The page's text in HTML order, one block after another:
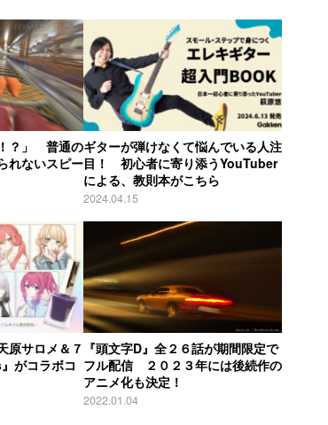
？」 普通の
れないスピー
ギターが弾けなくて悩んでいる人注
目！ 初心者に寄り添うYouTuber
による、教則本がこちら
2024.04.15
原サロメ＆７
がコラボコ
『頭文字D』全２６話が期間限定で
フル配信 ２０２３年には後続作の
アニメ化も決定！
2022.01.04